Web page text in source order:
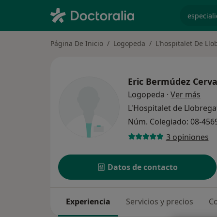
Página De Inicio Logopeda L'hospitalet De
Eric Bermúdez
Logopeda · Ver más
L'Hospitalet de
Núm. Colegiado: 08-
3 opiniones
Datos de contacto
Experiencia Servicios y precios